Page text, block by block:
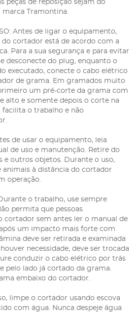
peças de reposição sejam do
Tramontina.
Antes de ligar o equipamento,
do cortador está de acordo com a
Para a sua segurança e para evitar
desconecte do plug, enquanto o
executado, conecte o cabo elétrico
de grama. Em gramados muito
um pré-corte da grama com
alto e somente depois o corte na
o trabalho e não
de usar o equipamento, leia
de uso e manutenção. Retire do
e outros objetos. Durante o uso,
animais à distância do cortador
operação.
o trabalho, use sempre
permita que pessoas
cortador sem antes ler o manual de
um impacto mais forte com
deve ser retirada e examinada
necessidade, deve ser trocada
conduzir o cabo elétrico por trás
pelo lado já cortado da grama.
embaixo do cortador.
limpe o cortador usando escova
com água. Nunca despeje água